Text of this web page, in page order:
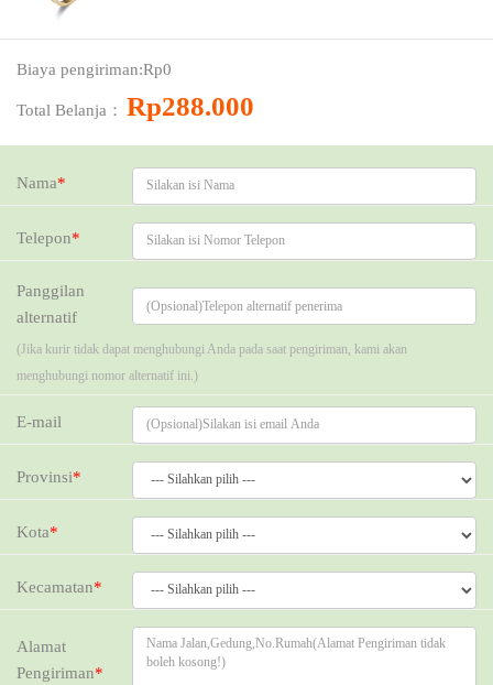
Harga：Rp288000
Biaya pengiriman:Rp0
Total Belanja： Rp288.000
Nama*
Telepon*
Panggilan
alternatif
(Jika kurir tidak dapat menghubungi Anda pada saat pengiriman, kami akan
menghubungi nomor alternatif ini.)
E-mail
Provinsi*
Kota*
Kecamatan*
Alamat
Pengiriman*